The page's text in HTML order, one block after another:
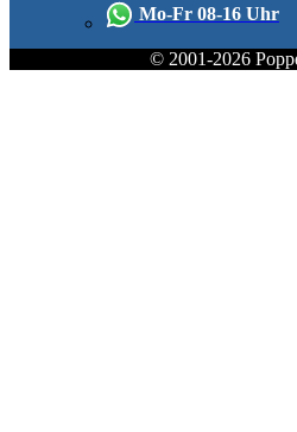
Mo-Fr 08-16 Uhr
© 2001-2026